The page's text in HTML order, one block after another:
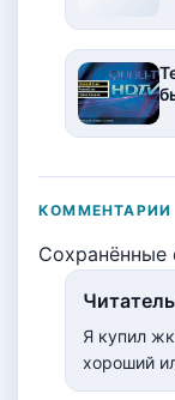
КОММЕНТАРИИ
Сохранённые
Читатель
Я купил
хороший